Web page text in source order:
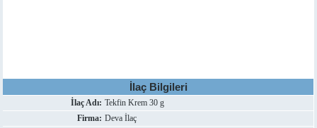
İlaç Bilgileri
İlaç Adı: Tekfin Krem 30 g
Firma: Deva İlaç